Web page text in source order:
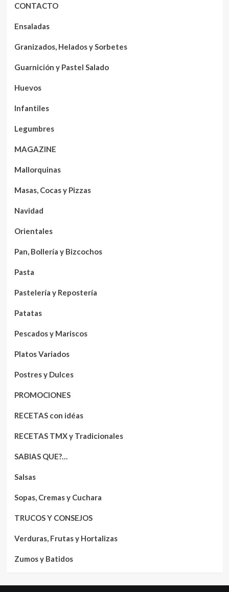
CONTACTO
Ensaladas
Granizados, Helados y Sorbetes
Guarnición y Pastel Salado
Huevos
Infantiles
Legumbres
MAGAZINE
Mallorquinas
Masas, Cocas y Pizzas
Navidad
Orientales
Pan, Bollería y Bizcochos
Pasta
Pastelería y Repostería
Patatas
Pescados y Mariscos
Platos Variados
Postres y Dulces
PROMOCIONES
RECETAS con idéas
RECETAS TMX y Tradicionales
SABIAS QUE?…
Salsas
Sopas, Cremas y Cuchara
TRUCOS Y CONSEJOS
Verduras, Frutas y Hortalizas
Zumos y Batidos